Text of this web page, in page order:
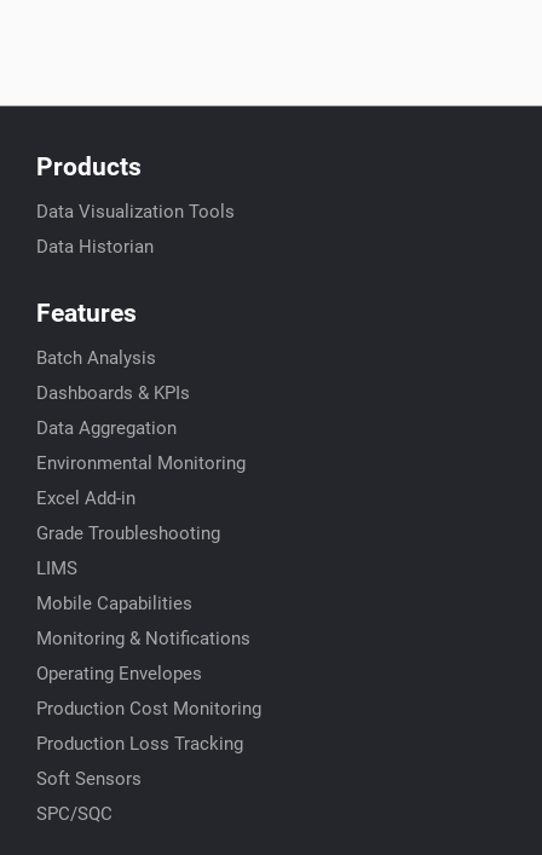
Products
Data Visualization Tools
Data Historian
Features
Batch Analysis
Dashboards & KPIs
Data Aggregation
Environmental Monitoring
Excel Add-in
Grade Troubleshooting
LIMS
Mobile Capabilities
Monitoring & Notifications
Operating Envelopes
Production Cost Monitoring
Production Loss Tracking
Soft Sensors
SPC/SQC